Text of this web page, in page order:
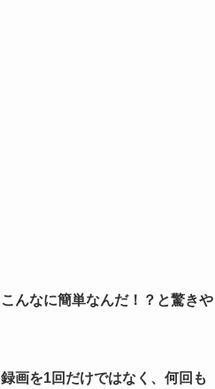
こんなに簡単なんだ！？と驚きや
録画を1回だけではなく、何回も